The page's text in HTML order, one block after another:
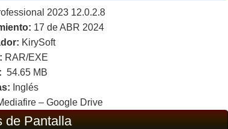
2023 12.0.2.8
17 de ABR 2024
KirySoft
RAR/EXE
54.65 MB
Inglés
– Google Drive
de Pantalla